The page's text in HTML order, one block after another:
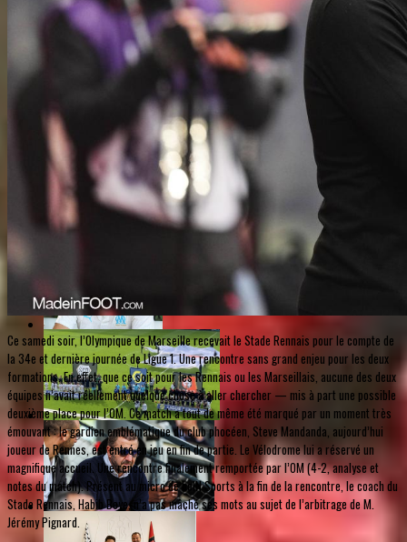
Ce samedi soir, l’Olympique de Marseille recevait le Stade Rennais pour le compte de
la 34e et dernière journée de Ligue 1. Une rencontre sans grand enjeu pour les deux
formations. En effet, que ce soit pour les Rennais ou les Marseillais, aucune des deux
équipes n’avait réellement quelque chose à aller chercher — mis à part une possible
deuxième place pour l’OM. Ce match a tout de même été marqué par un moment très
émouvant : le gardien emblématique du club phocéen, Steve Mandanda, aujourd’hui
joueur de Rennes, est entré en jeu en fin de partie. Le Vélodrome lui a réservé un
magnifique accueil. Une rencontre finalement remportée par l’OM (4-2, analyse et
notes du match). Présent au micro de beIN Sports à la fin de la rencontre, le coach du
Stade Rennais, Habib Beye, n’a pas mâché ses mots au sujet de l’arbitrage de M.
Jérémy Pignard.